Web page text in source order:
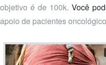
objetivo é de 100k. Você
apoio de pacientes